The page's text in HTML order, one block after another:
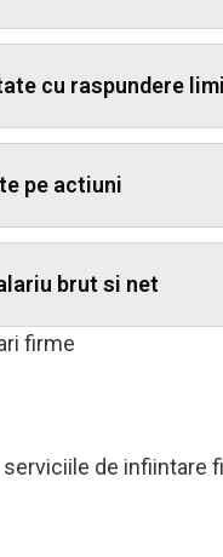
cu raspundere
pe actiuni
brut si net
de infiintare